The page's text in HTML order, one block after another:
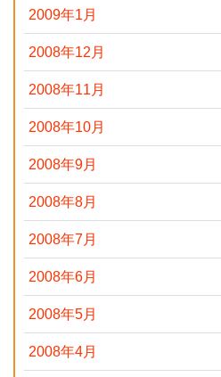
2009年1月
2008年12月
2008年11月
2008年10月
2008年9月
2008年8月
2008年7月
2008年6月
2008年5月
2008年4月